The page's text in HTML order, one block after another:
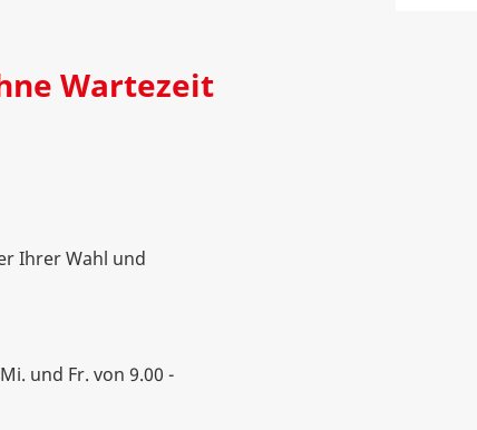
Wartezeit
Ihrer Wahl und
und Fr. von 9.00 -